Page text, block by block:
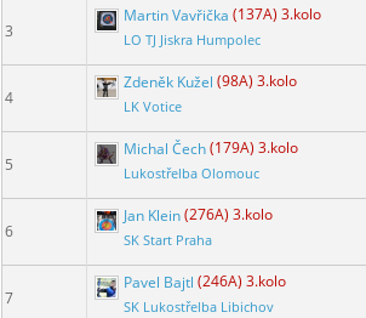
3
Martin Vavřička (137A) 3.kolo
LO TJ Jiskra Humpolec
4
Zdeněk Kužel (98A) 3.kolo
LK Votice
5
Michal Čech(179A) 3.kolo
Lukostřelba Olomouc
6
Jan Klein(276A) 3.kolo
SK Start Praha
7
Pavel Bajtl (246A) 3.kolo
SK Lukostřelba Libichov